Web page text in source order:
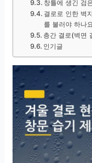
창틀에 생긴 검
결로로 인한 벽
를 불러야 하나
층간 결로(벽면
인기글